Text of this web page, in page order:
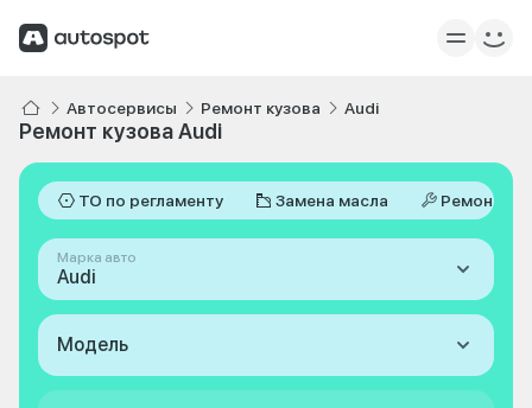
Автосервисы Ремонт кузова Audi
Ремонт кузова Audi
ТО по регламенту Замена масла Ремонт
Марка авто
Audi
Модель